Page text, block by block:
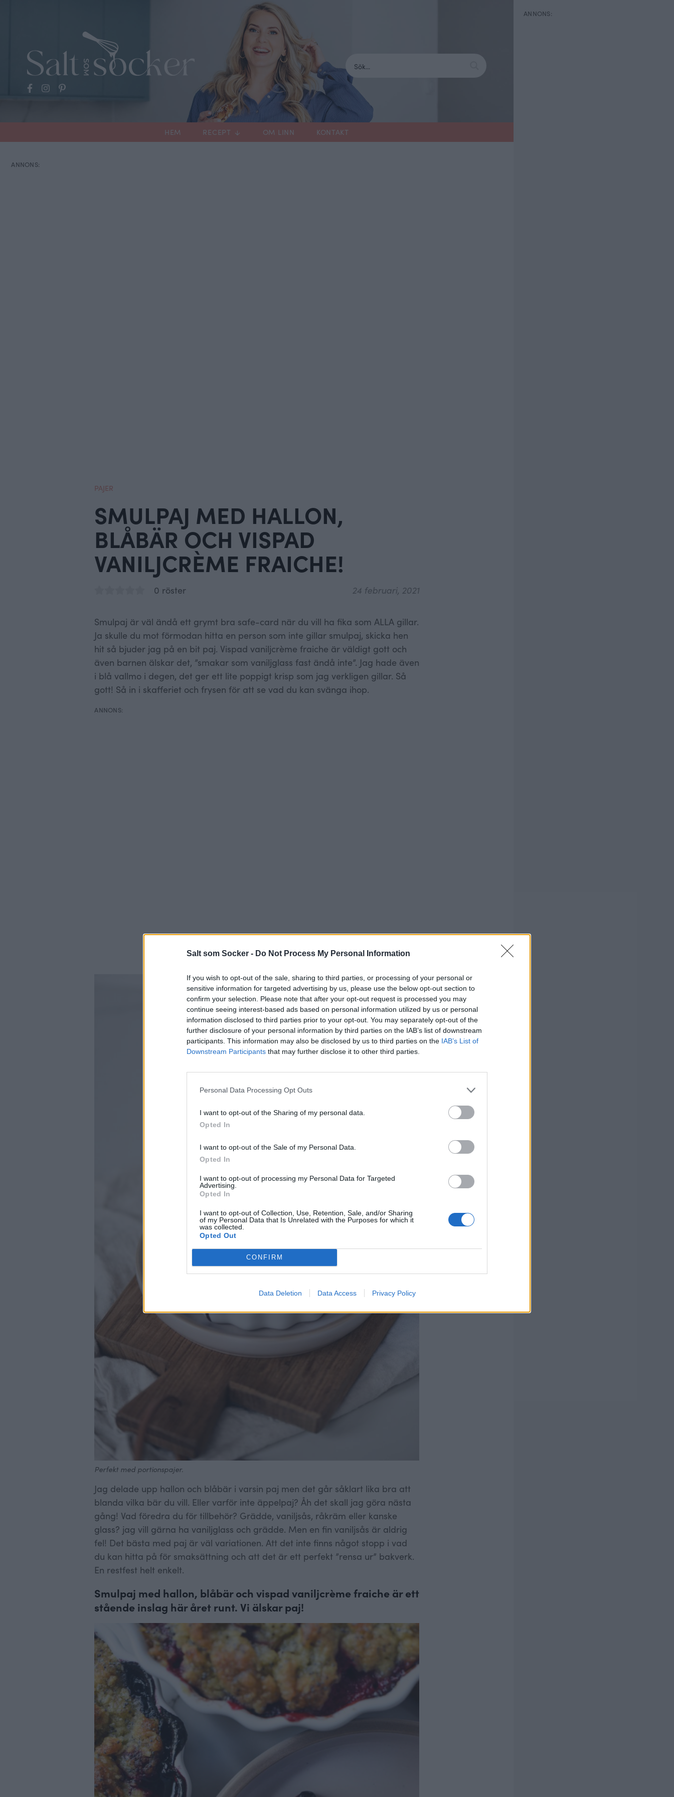
Salt som Socker - Do Not Process My Personal Information
If you wish to opt-out of the sale, sharing to third parties, or processing of your personal or
sensitive information for targeted advertising by us, please use the below opt-out section to
confirm your selection. Please note that after your opt-out request is processed you may
continue seeing interest-based ads based on personal information utilized by us or personal
information disclosed to third parties prior to your opt-out. You may separately opt-out of the
further disclosure of your personal information by third parties on the IAB’s list of downstream
participants. This information may also be disclosed by us to third parties on the IAB’s List of
Downstream Participants that may further disclose it to other third parties.
Personal Data Processing Opt Outs
I want to opt-out of the Sharing of my personal data.
Opted In
I want to opt-out of the Sale of my Personal Data.
Opted In
I want to opt-out of processing my Personal Data for Targeted
Advertising.
Opted In
I want to opt-out of Collection, Use, Retention, Sale, and/or Sharing
of my Personal Data that Is Unrelated with the Purposes for which it
was collected.
Opted Out
CONFIRM
Data Deletion Data Access Privacy Policy
HEM RECEPT OM LINN KONTAKT
PAJER
SMULPAJ MED HALLON,
BLÅBÄR OCH VISPAD
VANILJCRÈME FRAICHE!
0 röster 24 februari, 2021
Smulpaj är väl ändå ett grymt bra safe-card när du vill ha fika som ALLA gillar.
Ja skulle du mot förmodan hitta en person som inte gillar smulpaj, skicka hen
hit så bjuder jag på en bit paj. Vispad vaniljcrème fraiche är väldigt gott och
även barnen älskar det, ”smakar som vaniljglass fast ändå inte”. Jag hade även
i blå vallmo i degen, det ger ett lite poppigt krisp som jag verkligen gillar. Så
gott! Så in i skafferiet och frysen för att se vad du kan svänga ihop.
Perfekt med portionspajer.
Jag delade upp hallon och blåbär i varsin paj men det går såklart lika bra att
blanda vilka bär du vill. Eller varför inte äppelpaj? Åh det skall jag göra nästa
gång! Vad föredra du för tillbehör? Grädde, vaniljsås, råkräm eller kanske
glass? jag vill gärna ha vaniljglass och grädde. Men en fin vaniljsås är aldrig
fel! Det bästa med paj är väl variationen. Att det inte finns något stopp i vad
du kan hitta på för smaksättning och att det är ett perfekt ”rensa ur” bakverk.
En restfest helt enkelt.
Smulpaj med hallon, blåbär och vispad vaniljcrème fraiche är ett
stående inslag här året runt. Vi älskar paj!